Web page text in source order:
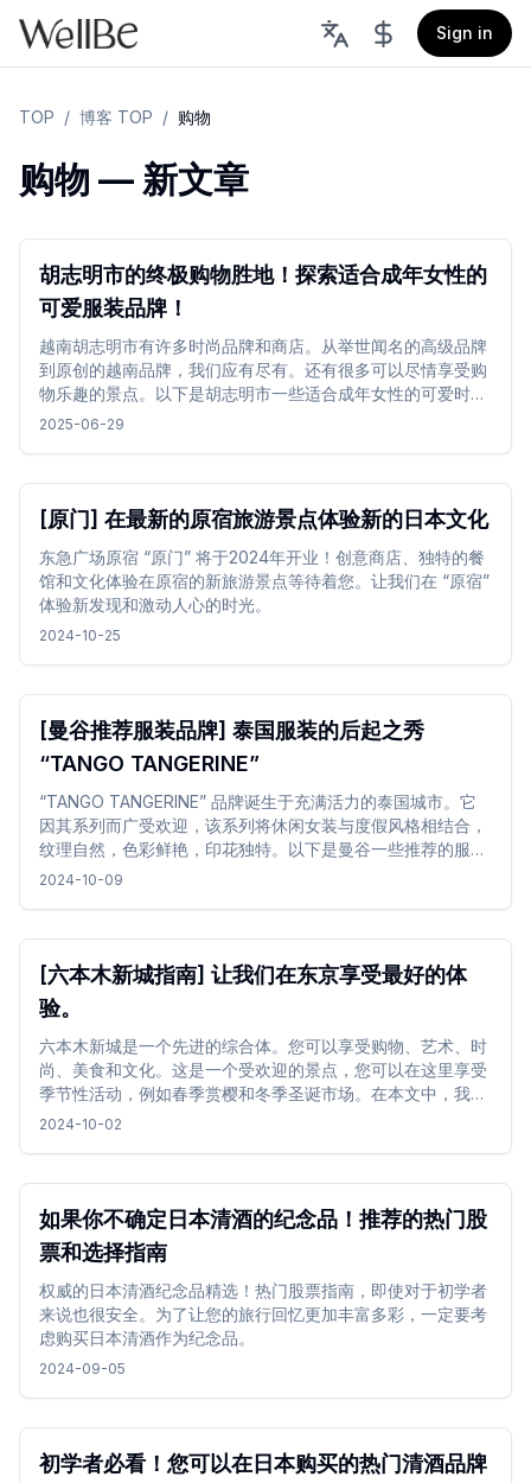
Sign in
TOP / 博客 TOP / 购物
购物 — 新文章
胡志明市的终极购物胜地！探索适合成年女性的
可爱服装品牌！
越南胡志明市有许多时尚品牌和商店。从举世闻名的高级品牌
到原创的越南品牌，我们应有尽有。还有很多可以尽情享受购
物乐趣的景点。以下是胡志明市一些适合成年女性的可爱时尚
服装和购物场所。
2025-06-29
[原门] 在最新的原宿旅游景点体验新的日本文化
东急广场原宿 “原门” 将于2024年开业！创意商店、独特的餐
馆和文化体验在原宿的新旅游景点等待着您。让我们在 “原宿”
体验新发现和激动人心的时光。
2024-10-25
[曼谷推荐服装品牌] 泰国服装的后起之秀
“TANGO TANGERINE”
“TANGO TANGERINE” 品牌诞生于充满活力的泰国城市。它
因其系列而广受欢迎，该系列将休闲女装与度假风格相结合，
纹理自然，色彩鲜艳，印花独特。以下是曼谷一些推荐的服装
品牌。
2024-10-09
[六本木新城指南] 让我们在东京享受最好的体
验。
六本木新城是一个先进的综合体。您可以享受购物、艺术、时
尚、美食和文化。这是一个受欢迎的景点，您可以在这里享受
季节性活动，例如春季赏樱和冬季圣诞市场。在本文中，我将
介绍六本木新城的魅力。
2024-10-02
如果你不确定日本清酒的纪念品！推荐的热门股
票和选择指南
权威的日本清酒纪念品精选！热门股票指南，即使对于初学者
来说也很安全。为了让您的旅行回忆更加丰富多彩，一定要考
虑购买日本清酒作为纪念品。
2024-09-05
初学者必看！您可以在日本购买的热门清酒品牌